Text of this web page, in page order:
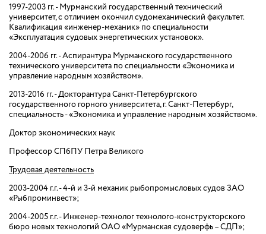
1997-2003 гг. - Мурманский государственный технический
университет, с отличием окончил судомеханический факультет.
Квалификация «инженер-механик» по специальности
«Эксплуатация судовых энергетических установок».
2004-2006 гг. - Аспирантура Мурманского государственного
технического университета по специальности «Экономика и
управление народным хозяйством».
2013-2016 гг. - Докторантура Санкт-Петербургского
государственного горного университета, г. Санкт-Петербург,
специальность - «Экономика и управление народным хозяйством».
Доктор экономических наук
Профессор СПбПУ Петра Великого
Трудовая деятельность
2003-2004 г.г. - 4-й и 3-й механик рыбопромысловых судов ЗАО
«Рыбпроминвест»;
2004-2005 г.г. - Инженер-технолог технолого-конструкторского
бюро новых технологий ОАО «Мурманская судоверфь – СДП»;